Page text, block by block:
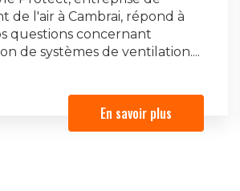
de l'air à Cambrai, répond à
questions concernant
de systèmes de ventilation....
En savoir plus